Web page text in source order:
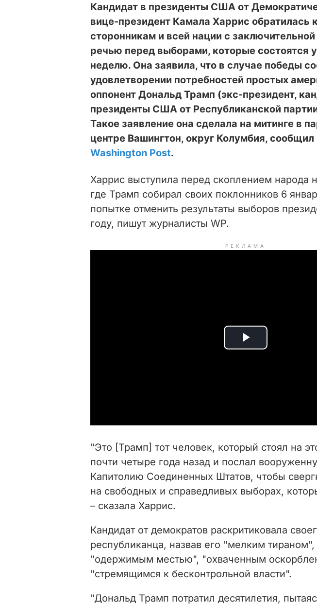
Кандидат в президенты США от
вице-президент Камала Харрис обратилась
сторонникам и всей нации с
речью перед выборами, которые состоятся
неделю. Она заявила, что в случае победы
удовлетворении потребностей простых
оппонент Дональд Трамп (экс-президент,
президенты США от Республиканской
Такое заявление она сделала на митинге в
центре Вашингтон, округ Колумбия, сообщил
Washington Post.
Харрис выступила перед скоплением народа
где Трамп собирал своих поклонников 6
попытке отменить результаты выборов
году, пишут журналисты WP.
РЕКЛАМА
P
i
d
o
"Это [Трамп] тот человек, который стоял на
почти четыре года назад и послал
Капитолию Соединенных Штатов, чтобы
на свободных и справедливых выборах,
– сказала Харрис.
Кандидат от демократов раскритиковала
республиканца, назвав его "мелким
"одержимым местью", "охваченным
"стремящимся к бесконтрольной власти".
"Дональд Трамп потратил десятилетия,